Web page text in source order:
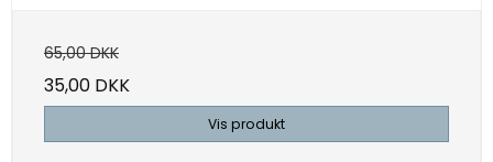
65,00 DKK
35,00 DKK
Vis produkt